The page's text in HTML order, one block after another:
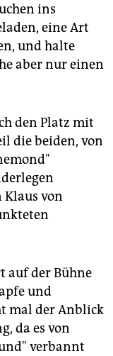
ins
eine Art
und halte
aber nur einen
den Platz mit
die beiden, von
Klaus von
auf der Bühne
und
mal der Anblick
da es von
verbannt